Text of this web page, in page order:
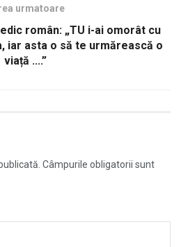
urmatoare
român: „TU i-ai omorât cu
iar asta o să te urmărească o
viață ....”
Câmpurile obligatorii sunt